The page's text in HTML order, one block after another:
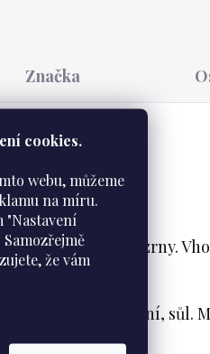
cookies.
webu, můžeme
na míru.
"Nastavení
že vám
Značka
černých oliv a cizrny.
citronová šťáva, koření, sůl.